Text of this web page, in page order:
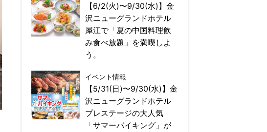
【6/2(火)〜9/30(水)】金
沢ニューグランドホテル
犀江で「夏の中国料理飲
み食べ放題」を満喫しよ
う。
イベント情報
【5/31(日)〜9/30(水)】金
沢ニューグランドホテル
プレステージの大人気
「サマーバイキング」が